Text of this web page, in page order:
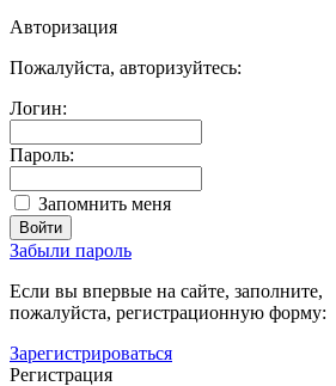
Авторизация
Пожалуйста, авторизуйтесь:
Логин:
Пароль:
Запомнить меня
Забыли пароль
Если вы впервые на сайте, заполните,
пожалуйста, регистрационную форму:
Зарегистрироваться
Регистрация